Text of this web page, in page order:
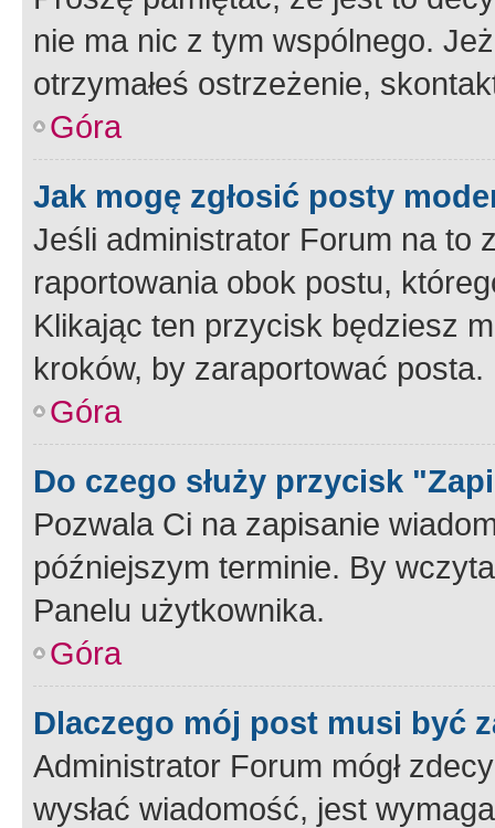
nie ma nic z tym wspólnego.
otrzymałeś ostrzeżenie,
Góra
Jak mogę zgłosić posty
Jeśli administrator Forum na to
raportowania obok postu,
Klikając ten przycisk będziesz
kroków, by zaraportować posta.
Góra
Do czego służy przycisk
Pozwala Ci na zapisanie
późniejszym terminie. By
Panelu użytkownika.
Góra
Dlaczego mój post musi być
Administrator Forum mógł
wysłać wiadomość, jest